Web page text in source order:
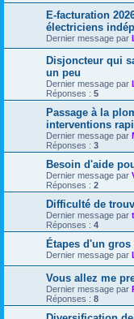
E-facturation
électriciens
Dernier message par
Disjoncteur qui
un peu
Dernier message par
Réponses : 5
Passage à la
interventions
Dernier message par
Réponses : 3
Besoin d'aide
Dernier message par
Réponses : 2
Difficulté de
Dernier message par
Réponses : 4
Étapes d'un
Dernier message par
Vous allez me
Dernier message par
Réponses : 8